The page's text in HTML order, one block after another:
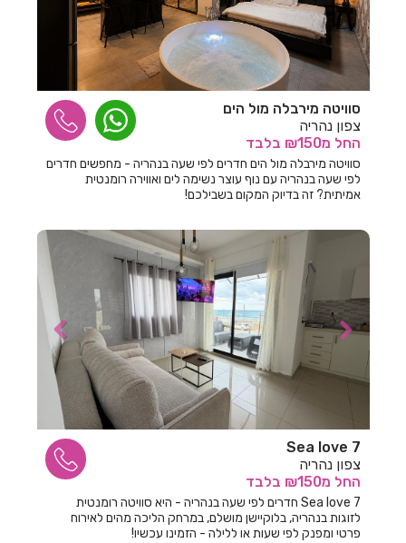
חדרים לפי שעה בדישון
חדרים לפי שעה בדלתון
חדרים לפי שעה בהוד השרון
חדרים לפי שעה בהרצליה
חדרים לפי שעה בורד יריחו
חדרים לפי שעה בזיתן
חדרים לפי שעה בזכרון יעקב
חדרים לפי שעה בזרועה
חדרים לפי שעה בזרעית
חדרים לפי שעה בחבצלת השרון
חדרים לפי שעה בחבר
חדרים לפי שעה בחגור
חדרים לפי שעה בחד
חדרים לפי שעה בחד נס
חדרים לפי שעה בחדרה
סוויטה מירבלה מול הים
צפון נהריה
החל מ₪150 בלבד
סוויטה מירבלה מול הים חדרים לפי שעה בנהריה - מחפשים חדרים
לפי שעה בנהריה עם נוף עוצר נשימה לים ואווירה רומנטית
אמיתית? זה בדיוק המקום בשבילכם!
Sea love 7
צפון נהריה
החל מ₪150 בלבד
Sea love 7 חדרים לפי שעה בנהריה - היא סוויטה רומנטית
לזוגות בנהריה, בלוקיישן מושלם, במרחק הליכה מהים לאירוח
פרטי ומפנק לפי שעות או ללילה - הזמינו עכשיו!